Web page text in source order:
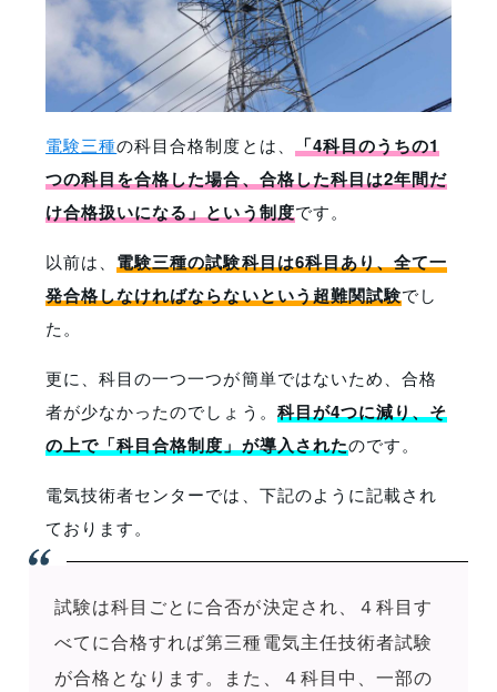
電験三種の科目合格制度とは、 「4科目のうちの1
つの科目を合格した場合、合格した科目は2年間だ
け合格扱いになる」という制度です。
以前は、電験三種の試験科目は6科目あり、全て一
発合格しなければならないという超難関試験でし
た。
更に、科目の一つ一つが簡単ではないため、合格
者が少なかったのでしょう。 科目が4つに減り、そ
の上で「科目合格制度」が導入されたのです。
電気技術者センターでは、下記のように記載され
ております。
試験は科目ごとに合否が決定され、４科目す
べてに合格すれば第三種電気主任技術者試験
が合格となります。また、４科目中、一部の